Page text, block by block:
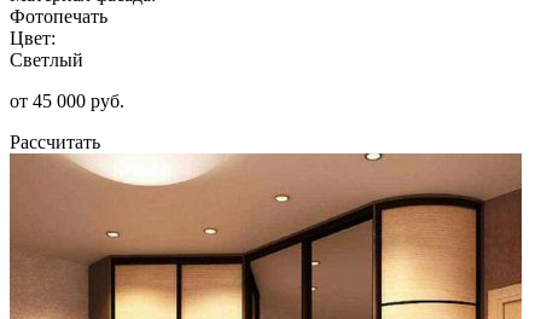
Фотопечать
Цвет:
Светлый
от 45 000 руб.
Рассчитать